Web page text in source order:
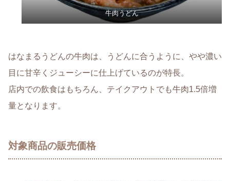
牛肉うどん
はなまるうどんの牛肉は、うどんに合うように、やや濃い
目に甘辛くジューシーに仕上げているのが特長。
店内での飲食はもちろん、テイクアウトでも牛肉1.5倍増
量となります。
対象商品の販売価格